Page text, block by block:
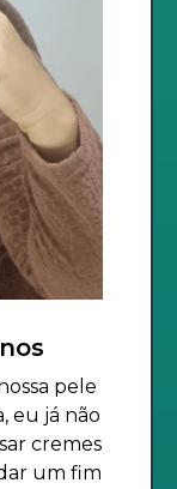
pele
eu já não
cremes
um fim